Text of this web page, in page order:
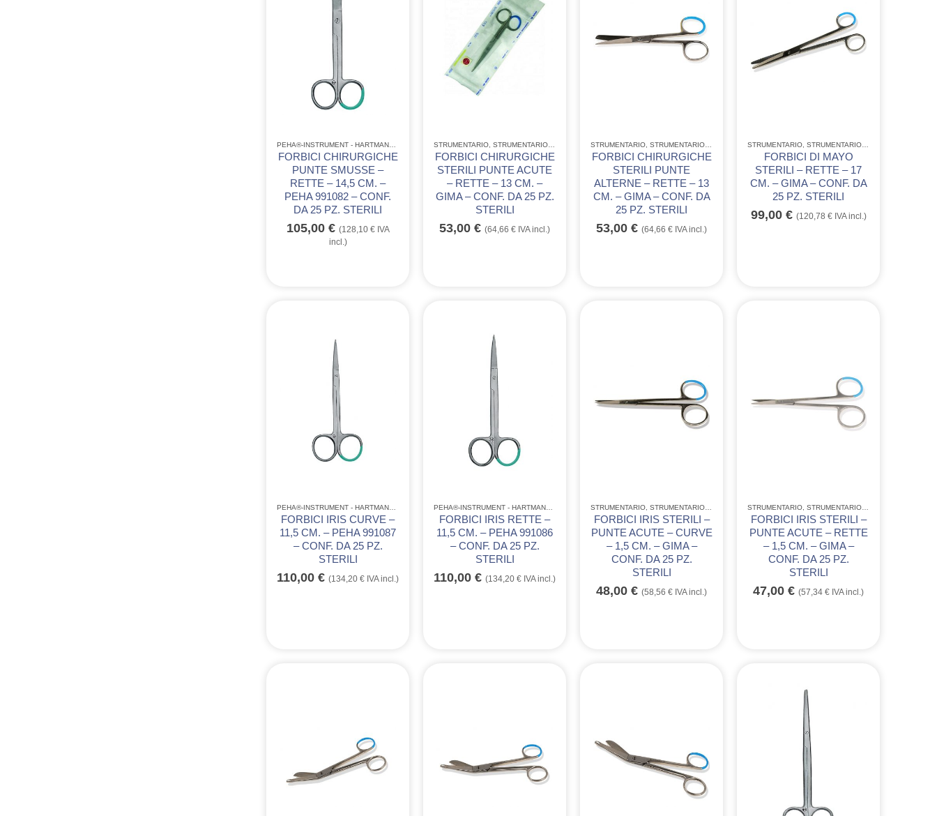
STRUMENTARIO,STRUMENTARIO CHIRURGICO MONOUSO IN ACCIAIO
FORBICI CHIRURGICHE
PUNTE SMUSSE –
RETTE – 14,5 CM. –
PEHA 991082 – CONF.
DA 25 PZ. STERILI
105,00 € (128,10 €IVA
incl.)
STRUMENTARIO STRUMENTARIO ACCIAIO INOX GIMA ,STRUMENTARIO CHIRURGICO MONOUSO IN ACCIAIO
FORBICI CHIRURGICHE
STERILI PUNTE ACUTE
– RETTE – 13 CM. –
GIMA – CONF. DA 25 PZ.
STERILI
53,00 € (64,66 € IVA incl.)
STRUMENTARIO STRUMENTARIO ACCIAIO INOX GIMA ,STRUMENTARIO CHIRURGICO MONOUSO IN
FORBICI CHIRURGICHE
STERILI PUNTE
ALTERNE – RETTE – 13
CM. – GIMA – CONF. DA
25 PZ. STERILI
53,00 € (64,66 € IVA incl.)
STRUMENTARIO STRUMENTARIO ACCIAIO INOX GIMA
FORBICI DI MAYO
STERILI – RETTE – 17
CM. – GIMA – CONF. DA
25 PZ. STERILI
99,00 € (120,78 €IVA incl.)
STRUMENTARIO,STRUMENTARIO CHIRURGICO MONOUSO IN ACCIAIO
FORBICI IRIS CURVE –
11,5 CM. – PEHA 991087
– CONF. DA 25 PZ.
STERILI
110,00 € (134,20 € IVA incl.)
STRUMENTARIO,STRUMENTARIO CHIRURGICO MONOUSO IN ACCIAIO
FORBICI IRIS RETTE –
11,5 CM. – PEHA 991086
– CONF. DA 25 PZ.
STERILI
110,00 € (134,20 € IVA incl.)
STRUMENTARIO STRUMENTARIO ACCIAIO INOX GIMA ,STRUMENTARIO CHIRURGICO MONOUSO IN
FORBICI IRIS STERILI –
PUNTE ACUTE – CURVE
– 1,5 CM. – GIMA –
CONF. DA 25 PZ.
STERILI
48,00 € (58,56 € IVA incl.)
STRUMENTARIO STRUMENTARIO ACCIAIO INOX GIMA
FORBICI IRIS STERILI –
PUNTE ACUTE – RETTE
– 1,5 CM. – GIMA –
CONF. DA 25 PZ.
STERILI
47,00 € (57,34 € IVA incl.)